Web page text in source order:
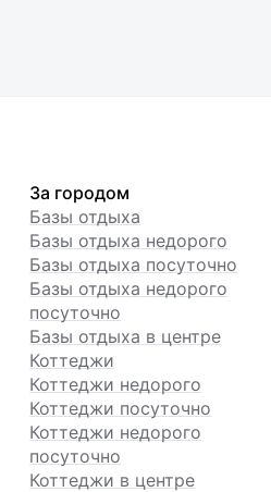
За городом
Базы отдыха
Базы отдыха недорого
Базы отдыха посуточно
Базы отдыха недорого
посуточно
Базы отдыха в центре
Коттеджи
Коттеджи недорого
Коттеджи посуточно
Коттеджи недорого
посуточно
Коттеджи в центре